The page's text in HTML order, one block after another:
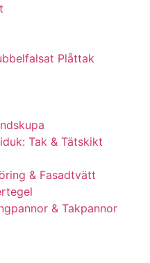
Plåttak
Tak & Tätskikt
& Fasadtvätt
& Takpannor